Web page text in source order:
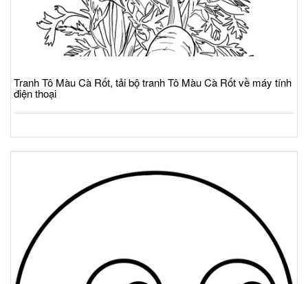
Tranh Tô Màu Cà Rốt, tải bộ tranh Tô Màu Cà Rốt về máy tính
điện thoại